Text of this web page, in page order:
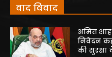
वाद विवाद
अमित
निवेदन
की